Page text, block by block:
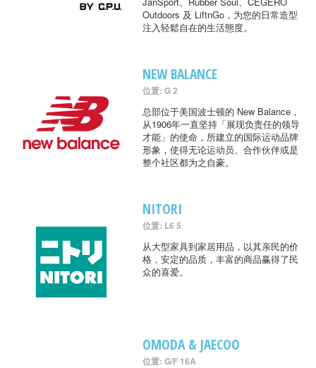
Outdoors 及 LiftnGo，为您的日常造型
注入轻鬆自在的生活態度。
NEW BALANCE
位置: G 2
总部位于美国波士顿的 New Balance，
从1906年一直坚持「展现负责任的领导
才能」的使命，所建立的国际运动品牌
形象，使得无论运动员、合作伙伴或是
整个社区都为之自豪。
NITORI
位置: L6 5
从大型家具到家居用品，以其亲民的价
格，安定的品质，丰富的商品赢得了民
众的喜爱。
OMODA & JAECOO
位置: G/F 16A